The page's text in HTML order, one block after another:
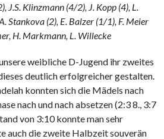
J.S. Klinzmann (4/2), J. Kopp (4), L.
Stankova (2), E. Balzer (1/1), F. Meier
H. Markmann, L. Willecke
weibliche D-Jugend ihr zweites
deutlich erfolgreicher gestalten.
konnten sich die Mädels nach
nach und nach absetzen (2:3 8., 3:7
von 3:10 konnte man sehr
auch die zweite Halbzeit souverän